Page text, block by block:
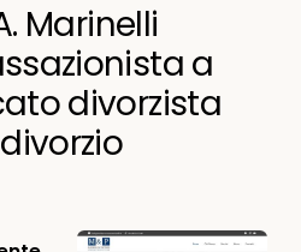
Marinelli
a
divorzista